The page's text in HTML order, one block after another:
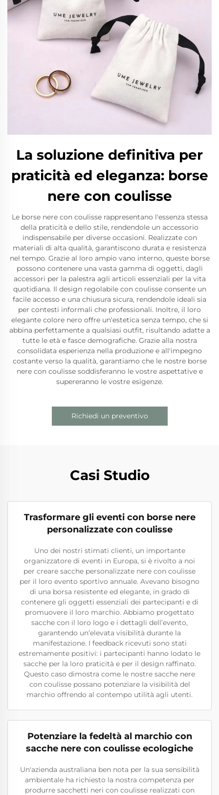
La soluzione definitiva per
praticità ed eleganza: borse
nere con coulisse
Le borse nere con coulisse rappresentano l'essenza stessa
della praticità e dello stile, rendendole un accessorio
indispensabile per diverse occasioni. Realizzate con
materiali di alta qualità, garantiscono durata e resistenza
nel tempo. Grazie al loro ampio vano interno, queste borse
possono contenere una vasta gamma di oggetti, dagli
accessori per la palestra agli articoli essenziali per la vita
quotidiana. Il design regolabile con coulisse consente un
facile accesso e una chiusura sicura, rendendole ideali sia
per contesti informali che professionali. Inoltre, il loro
elegante colore nero offre un'estetica senza tempo, che si
abbina perfettamente a qualsiasi outfit, risultando adatte a
tutte le età e fasce demografiche. Grazie alla nostra
consolidata esperienza nella produzione e all'impegno
costante verso la qualità, garantiamo che le nostre borse
nere con coulisse soddisferanno le vostre aspettative e
supereranno le vostre esigenze.
Richiedi un preventivo
Casi Studio
Trasformare gli eventi con borse nere
personalizzate con coulisse
Uno dei nostri stimati clienti, un importante
organizzatore di eventi in Europa, si è rivolto a noi
per creare sacche personalizzate nere con coulisse
per il loro evento sportivo annuale. Avevano bisogno
di una borsa resistente ed elegante, in grado di
contenere gli oggetti essenziali dei partecipanti e di
promuovere il loro marchio. Abbiamo progettato
sacche con il loro logo e i dettagli dell’evento,
garantendo un’elevata visibilità durante la
manifestazione. I feedback ricevuti sono stati
estremamente positivi: i partecipanti hanno lodato le
sacche per la loro praticità e per il design raffinato.
Questo caso dimostra come le nostre sacche nere
con coulisse possano potenziare la visibilità del
marchio offrendo al contempo utilità agli utenti.
Potenziare la fedeltà al marchio con
sacche nere con coulisse ecologiche
Un'azienda australiana ben nota per la sua sensibilità
ambientale ha richiesto la nostra competenza per
produrre sacchetti neri con coulisse realizzati con